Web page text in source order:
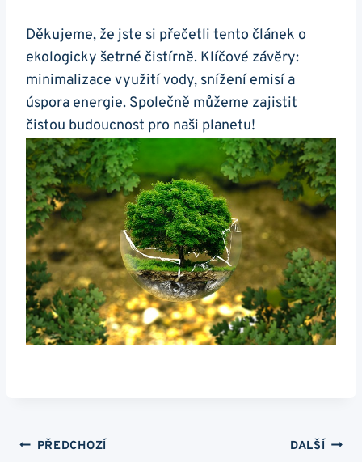
Děkujeme, že jste si přečetli tento článek o
ekologicky šetrné čistírně. Klíčové závěry:
minimalizace využití vody, snížení emisí a
úspora energie. Společně můžeme zajistit
čistou budoucnost pro naši planetu!
Navigace
PŘEDCHOZÍ DALŠÍ